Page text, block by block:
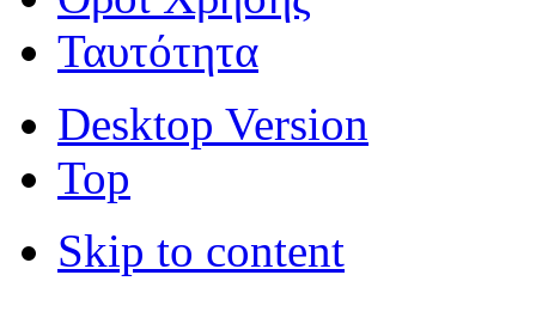
Ταυτότητα
Desktop Version
Top
Skip to content